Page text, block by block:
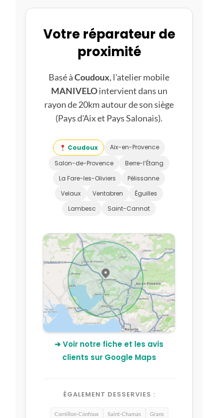
Votre réparateur de
proximité
Basé àCoudoux, l'atelier mobile
MANIVELOintervient dans un
rayon de 20km autour de son siège
(Pays d'Aix et Pays Salonais).
Coudoux
Aix-en-Provence
Salon-de-Provence
Berre-l’Étang
La Fare-les-Oliviers
Pélissanne
Velaux
Ventabren
Éguilles
Lambesc
Saint-Cannat
➔ Voir notre fiche et les avis
clients sur Google Maps
ÉGALEMENT DESSERVIES :
Cornillon-Confoux Saint-Chamas Grans